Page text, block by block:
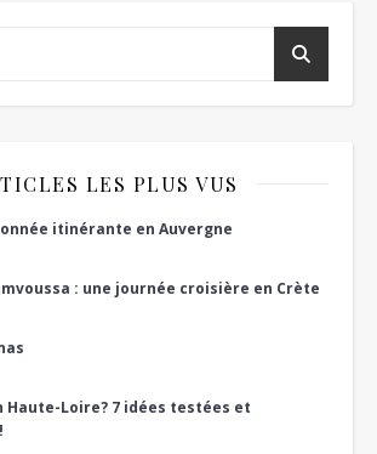
LES PLUS VUS
itinérante en Auvergne
: une journée croisière en Crète
Haute-Loire? 7 idées testées et